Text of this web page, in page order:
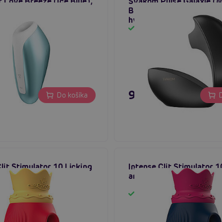
klitorisu
Do košíka
Black), sonický
hviezdnym projektorom
91,80 €
Stimulator 10 Licking
(Red)
Intense Clit Stimulator
and Suction (Blue)